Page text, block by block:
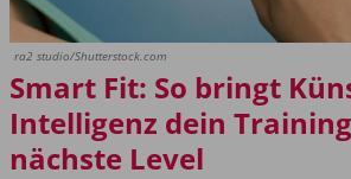
ra2 studio/Shutterstock.com
Smart Fit: So bringt
Intelligenz dein
nächste Level